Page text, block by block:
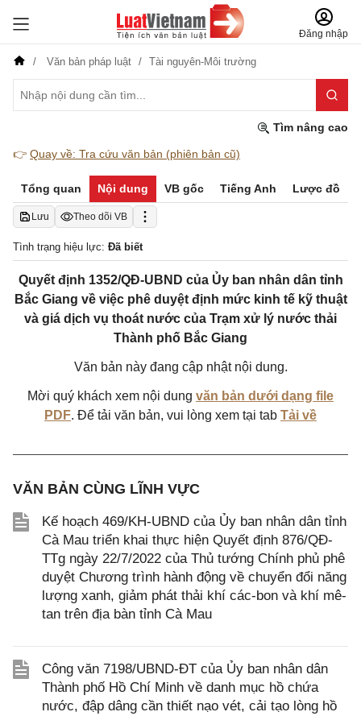
Đăng nhập
Văn bản pháp luật Tài nguyên-Môi trường
Tìm nâng cao
👉 Quay về: Tra cứu văn bản (phiên bản cũ)
Tổng quan Nội dung VB gốc Tiếng Anh Lược đồ
Lưu Theo dõi VB
Tình trạng hiệu lực: Đã biết
Quyết định 1352/QĐ-UBND của Ủy ban nhân dân tỉnh
Bắc Giang về việc phê duyệt định mức kinh tế kỹ thuật
và giá dịch vụ thoát nước của Trạm xử lý nước thải
Thành phố Bắc Giang
Văn bản này đang cập nhật nội dung.
Mời quý khách xem nội dung văn bản dưới dạng file
PDF. Để tải văn bản, vui lòng xem tại tab Tải về
VĂN BẢN CÙNG LĨNH VỰC
Kế hoạch 469/KH-UBND của Ủy ban nhân dân tỉnh
Cà Mau triển khai thực hiện Quyết định 876/QĐ-
TTg ngày 22/7/2022 của Thủ tướng Chính phủ phê
duyệt Chương trình hành động về chuyển đổi năng
lượng xanh, giảm phát thải khí các-bon và khí mê-
tan trên địa bàn tỉnh Cà Mau
Công văn 7198/UBND-ĐT của Ủy ban nhân dân
Thành phố Hồ Chí Minh về danh mục hồ chứa
nước, đập dâng cần thiết nạo vét, cải tạo lòng hồ